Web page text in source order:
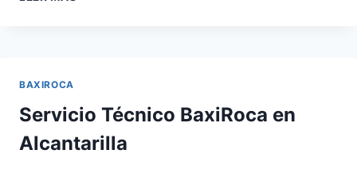
COTILLAS
BAXIROCA
Servicio Técnico BaxiRoca en
Alcantarilla